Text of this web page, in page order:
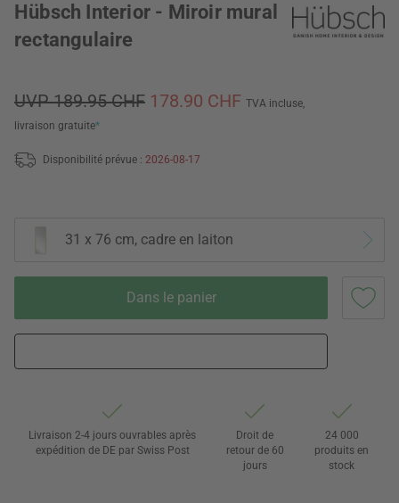
Hübsch Interior - Miroir mural
rectangulaire
UVP 189.95 CHF 178.90 CHF TVA incluse,
livraison gratuite*
Disponibilité prévue : 2026-08-17
31 x 76 cm, cadre en laiton
Dans le panier
Livraison 2-4 jours ouvrables après
expédition de DE par Swiss Post
Droit de
retour de 60
jours
24 000
produits en
stock